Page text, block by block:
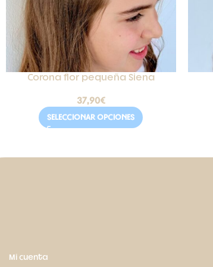
Corona flor pequeña Siena
37,90€
SELECCIONAR OPCIONES
Mi cuenta